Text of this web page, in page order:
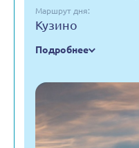
Маршрут дня:
Кузино
Подробнее